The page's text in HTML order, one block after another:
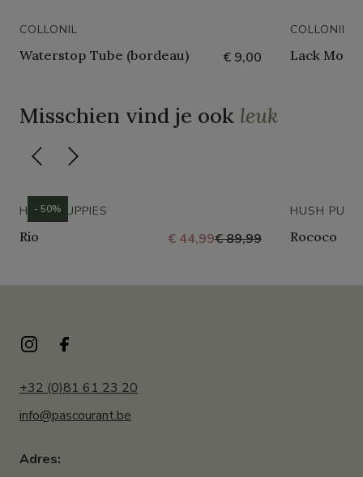
COLLONIL
Waterstop Tube (bordeau) € 9,00
COLLONIL
Lack
Misschien vind je ook leuk
HUSH PUPPIES
Rio € 44,99€ 89,99
- 50% HUSH
Rococo
+32 (0)81 61 23 20
info@pascourant.be
Adres: